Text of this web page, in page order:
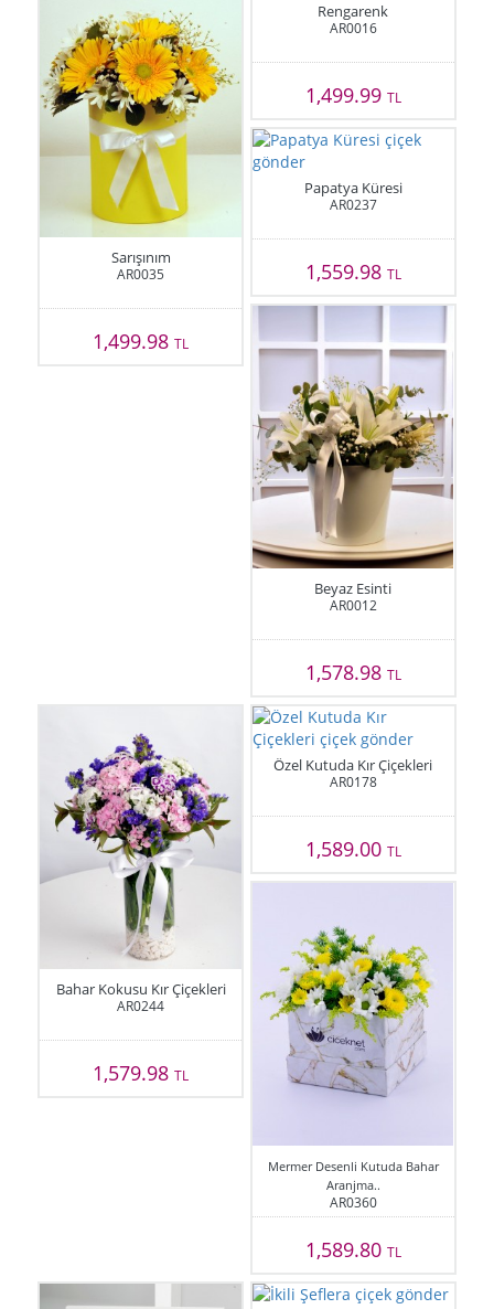
Sarışınım
AR0035
1,499.98TL
Rengarenk
AR0016
1,499.99 TL
Papatya Küresi
AR0237
1,559.98 TL
Beyaz Esinti
AR0012
1,578.98 TL
Bahar Kokusu Kır Çiçekleri
AR0244
1,579.98TL
Özel Kutuda Kır Çiçekleri
AR0178
1,589.00 TL
Mermer Desenli Kutuda Bahar
Aranjma..
AR0360
1,589.80 TL